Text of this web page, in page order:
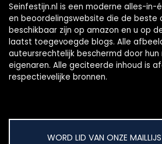
Seinfestijn.nl is een moderne alles-in-
en beoordelingswebsite die de beste
beschikbaar zijn op amazon en u op
laatst toegevoegde blogs. Alle
auteursrechtelijk beschermd door
eigenaren. Alle geciteerde inhoud is
respectievelijke bronnen.
WORD LID VAN ONZE